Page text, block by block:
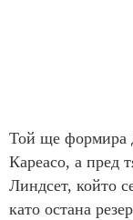
Той ще формира
Кареасо, а пред
Линдсет, който
като остана